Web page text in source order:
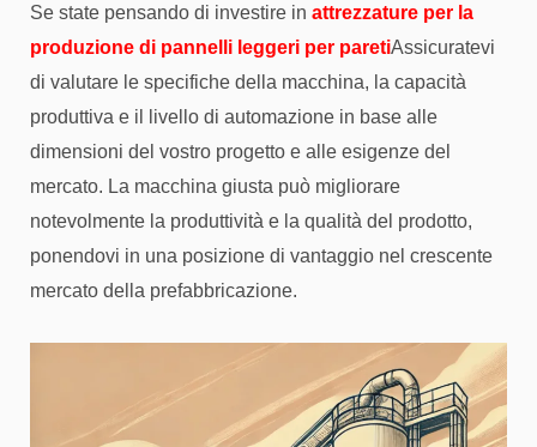
Se state pensando di investire in attrezzature per la
produzione di pannelli leggeri per paretiAssicuratevi
di valutare le specifiche della macchina, la capacità
produttiva e il livello di automazione in base alle
dimensioni del vostro progetto e alle esigenze del
mercato. La macchina giusta può migliorare
notevolmente la produttività e la qualità del prodotto,
ponendovi in una posizione di vantaggio nel crescente
mercato della prefabbricazione.